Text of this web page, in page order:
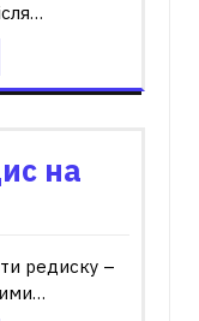
на
редиску –